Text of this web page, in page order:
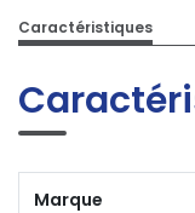
Caractéristiques
Marque